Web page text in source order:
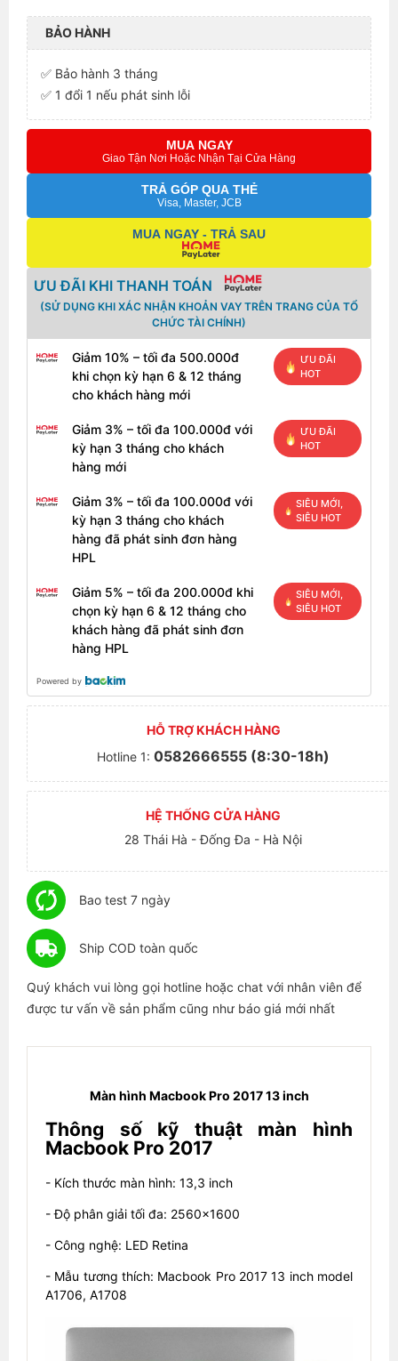
BẢO HÀNH
✅ Bảo hành 3 tháng
✅ 1 đổi 1 nếu phát sinh lỗi
MUA NGAY
Giao Tận Nơi Hoặc Nhận Tại Cửa Hàng
TRẢ GÓP QUA THẺ
Visa, Master, JCB
MUA NGAY - TRẢ SAU
ƯU ĐÃI KHI THANH TOÁN
(SỬ DỤNG KHI XÁC NHẬN KHOẢN VAY TRÊN TRANG CỦA TỔ
CHỨC TÀI CHÍNH)
Giảm 10% – tối đa 500.000đ
khi chọn kỳ hạn 6 & 12 tháng
cho khách hàng mới
ƯU ĐÃI
HOT
Giảm 3% – tối đa 100.000đ với
kỳ hạn 3 tháng cho khách
hàng mới
ƯU ĐÃI
HOT
Giảm 3% – tối đa 100.000đ với
kỳ hạn 3 tháng cho khách
hàng đã phát sinh đơn hàng
HPL
SIÊU MỚI,
SIÊU HOT
Giảm 5% – tối đa 200.000đ khi
chọn kỳ hạn 6 & 12 tháng cho
khách hàng đã phát sinh đơn
hàng HPL
SIÊU MỚI,
SIÊU HOT
Powered by
HỖ TRỢ KHÁCH HÀNG
Hotline 1: 0582666555 (8:30-18h)
HỆ THỐNG CỬA HÀNG
28 Thái Hà - Đống Đa - Hà Nội
Bao test 7 ngày
Ship COD toàn quốc
Quý khách vui lòng gọi hotline hoặc chat với nhân viên để
được tư vấn về sản phẩm cũng như báo giá mới nhất
Màn hình Macbook Pro 2017 13 inch
Thông số kỹ thuật màn hình
Macbook Pro 2017
- Kích thước màn hình: 13,3 inch
- Độ phân giải tối đa: 2560x1600
- Công nghệ: LED Retina
- Mẫu tương thích: Macbook Pro 2017 13 inch model
A1706, A1708